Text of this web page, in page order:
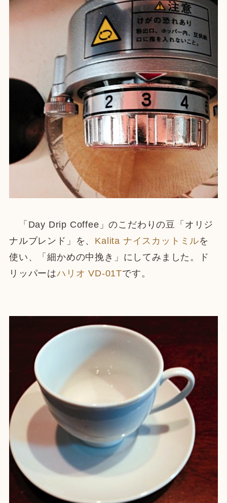
「Day Drip Coffee」のこだわりの豆「オリジ
ナルブレンド」を、 Kalita ナイスカットミルを
使い、「細かめの中挽き」にしてみました。ド
リッパーはハリオ VD-01Tです。